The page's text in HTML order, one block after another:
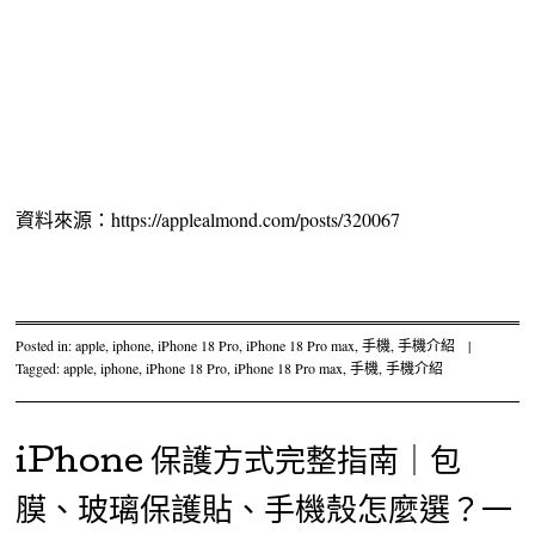
資料來源：https://applealmond.com/posts/320067
Posted in:apple,iphone,iPhone 18 Pro,iPhone 18 Pro max,手機,手機介紹
|
Tagged:apple,iphone,iPhone 18 Pro,iPhone 18 Pro max,手機,手機介紹
iPhone 保護方式完整指南｜包
膜、玻璃保護貼、手機殼怎麼選？一